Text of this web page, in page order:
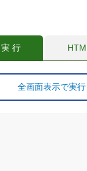
実 行
全画面表示で実行